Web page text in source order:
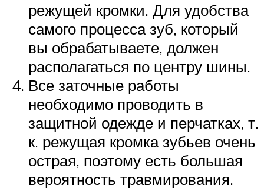
режущей кромки. Для удобства
самого процесса зуб, который
вы обрабатываете, должен
располагаться по центру шины.
Все заточные работы
необходимо проводить в
защитной одежде и перчатках, т.
к. режущая кромка зубьев очень
острая, поэтому есть большая
вероятность травмирования.